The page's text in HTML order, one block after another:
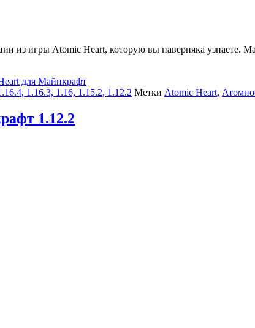
из игры Atomic Heart, которую вы наверняка узнаете.
для Майнкрафт
1.16.3, 1.16, 1.15.2, 1.12.2 Метки Atomic Heart,
1.12.2